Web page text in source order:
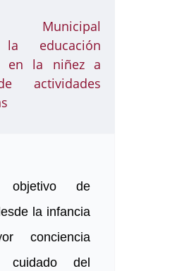
Municipal
educación
en la niñez a
actividades
de
la infancia
conciencia
del